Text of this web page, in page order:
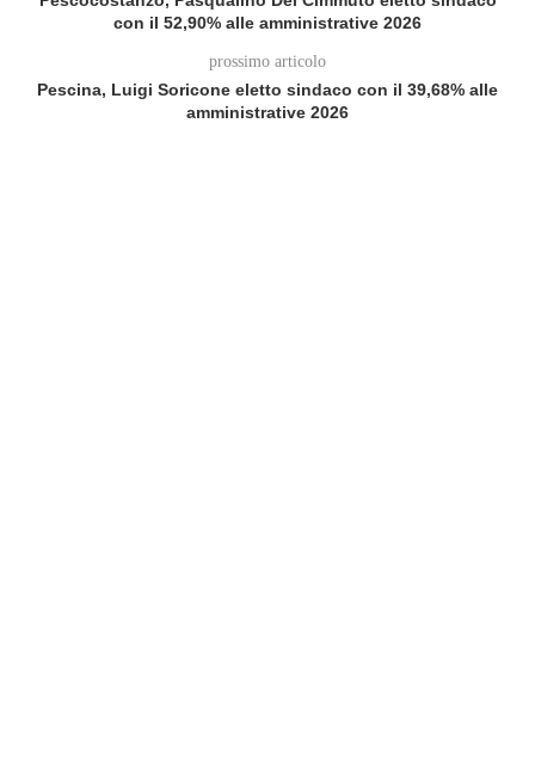
con il 52,90% alle amministrative 2026
prossimo articolo
Pescina, Luigi Soricone eletto sindaco con il 39,68% alle
amministrative 2026